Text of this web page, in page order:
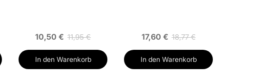
10,50 € 11,95 €
In den Warenkorb
17,60 € 18,77 €
In den Warenkorb